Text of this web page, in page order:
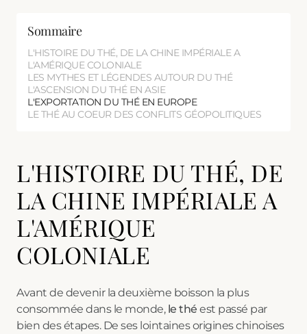
L'HISTOIRE DU THÉ, DE
LA CHINE IMPÉRIALE A
L'AMÉRIQUE
COLONIALE
Avant de devenir la deuxième boisson la plus
consommée dans le monde,le thé est passé par
bien des étapes. De ses lointaines origines chinoises
Sommaire
L'HISTOIRE DU THÉ, DE LA CHINE IMPÉRIALE A
L'AMÉRIQUE COLONIALE
LES MYTHES ET LÉGENDES AUTOUR DU THÉ
L'ASCENSION DU THÉ EN ASIE
L'EXPORTATION DU THÉ EN EUROPE
LE THÉ AU COEUR DES CONFLITS GÉOPOLITIQUES